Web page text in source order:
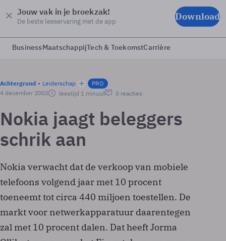
Jouw vak in je broekzak!
De beste leeservaring met de app Download
BusinessMaatschappijTech & ToekomstCarrière
Achtergrond Leiderschap
PRO
4 december 2002
leestijd 1 minuut 0 reacties
Nokia jaagt beleggers
schrik aan
Nokia verwacht dat de verkoop van mobiele
telefoons volgend jaar met 10 procent
toeneemt tot circa 440 miljoen toestellen. De
markt voor netwerkapparatuur daarentegen
zal met 10 procent dalen. Dat heeft Jorma